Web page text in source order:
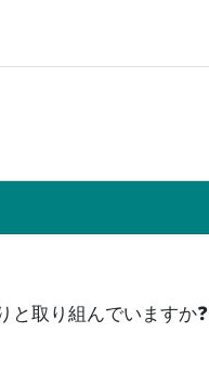
取り組んでいますか❓